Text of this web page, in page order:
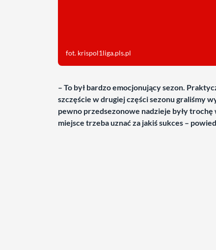
fot. krispol1liga.pls.pl
– To był bardzo emocjonujący sezon.
szczęście w drugiej części sezonu graliśmy
pewno przedsezonowe nadzieje były
miejsce trzeba uznać za jakiś sukces –